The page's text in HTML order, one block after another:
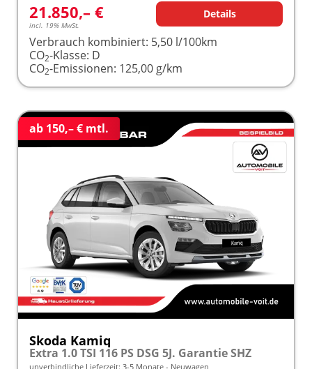
21.850,– €
incl. 19% MwSt.
Details
Verbrauch kombiniert: 5,50 l/100km
CO2-Klasse: D
CO2-Emissionen: 125,00 g/km
ab 150,– € mtl.
Skoda Kamiq
Extra 1.0 TSI 116 PS DSG 5J. Garantie SHZ
unverbindliche Lieferzeit: 3-5 Monate Neuwagen